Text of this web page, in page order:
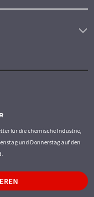
für die chemische Industrie,
und Donnerstag auf den